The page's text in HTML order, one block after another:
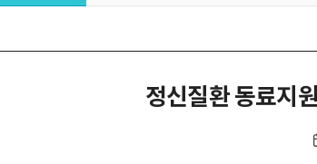
정신질환 동료지